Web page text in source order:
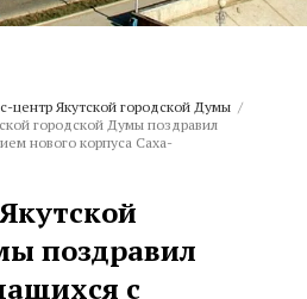
центр Якутской городской Думы /
городской Думы поздравил
нового корпуса Саха-
поздравил
с